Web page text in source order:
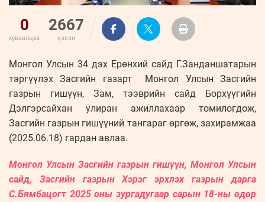
0
хуваалцах
2667
үзсэн
Монгол Улсын 34 дэх Ерөнхий сайд Г.Занданшатарын
тэргүүлэх Засгийн газарт Монгол Улсын Засгийн
газрын гишүүн, Зам, тээврийн сайд Борхүүгийн
Дэлгэрсайхан улиран ажиллахаар томилогдож,
Засгийн газрын гишүүний тангараг өргөж, захирамжаа
(2025.06.18) гардан авлаа.
Монгол Улсын Засгийн газрын гишүүн, Монгол Улсын
сайд, Засгийн газрын Хэрэг эрхлэх газрын дарга
С.Бямбацогт 2025 оны зургадугаар сарын 18-ны өдөр